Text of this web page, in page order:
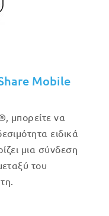
Mobile
μπορείτε να
ειδικά
μια σύνδεση
του